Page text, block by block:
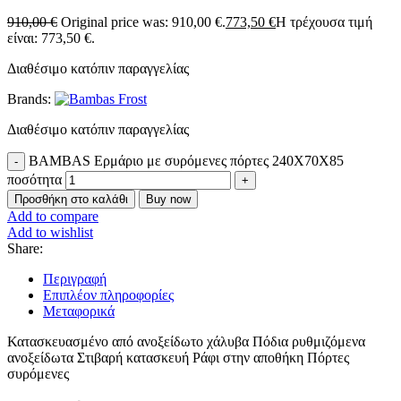
910,00€ Original price was: 910,00 €.773,50 €Η τρέχουσα τιμή
είναι: 773,50 €.
Διαθέσιμο κατόπιν παραγγελίας
Brands:
Διαθέσιμο κατόπιν παραγγελίας
BAMBAS Ερμάριο με συρόμενες πόρτες 240X70X85
ποσότητα
Προσθήκη στο καλάθι Buy now
Add to compare
Add to wishlist
Share:
Περιγραφή
Επιπλέον πληροφορίες
Μεταφορικά
Κατασκευασμένο από ανοξείδωτο χάλυβα Πόδια ρυθμιζόμενα
ανοξείδωτα Στιβαρή κατασκευή Ράφι στην αποθήκη Πόρτες
συρόμενες